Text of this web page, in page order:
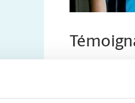
Sans vous, nos
vécue à notre
les sujets